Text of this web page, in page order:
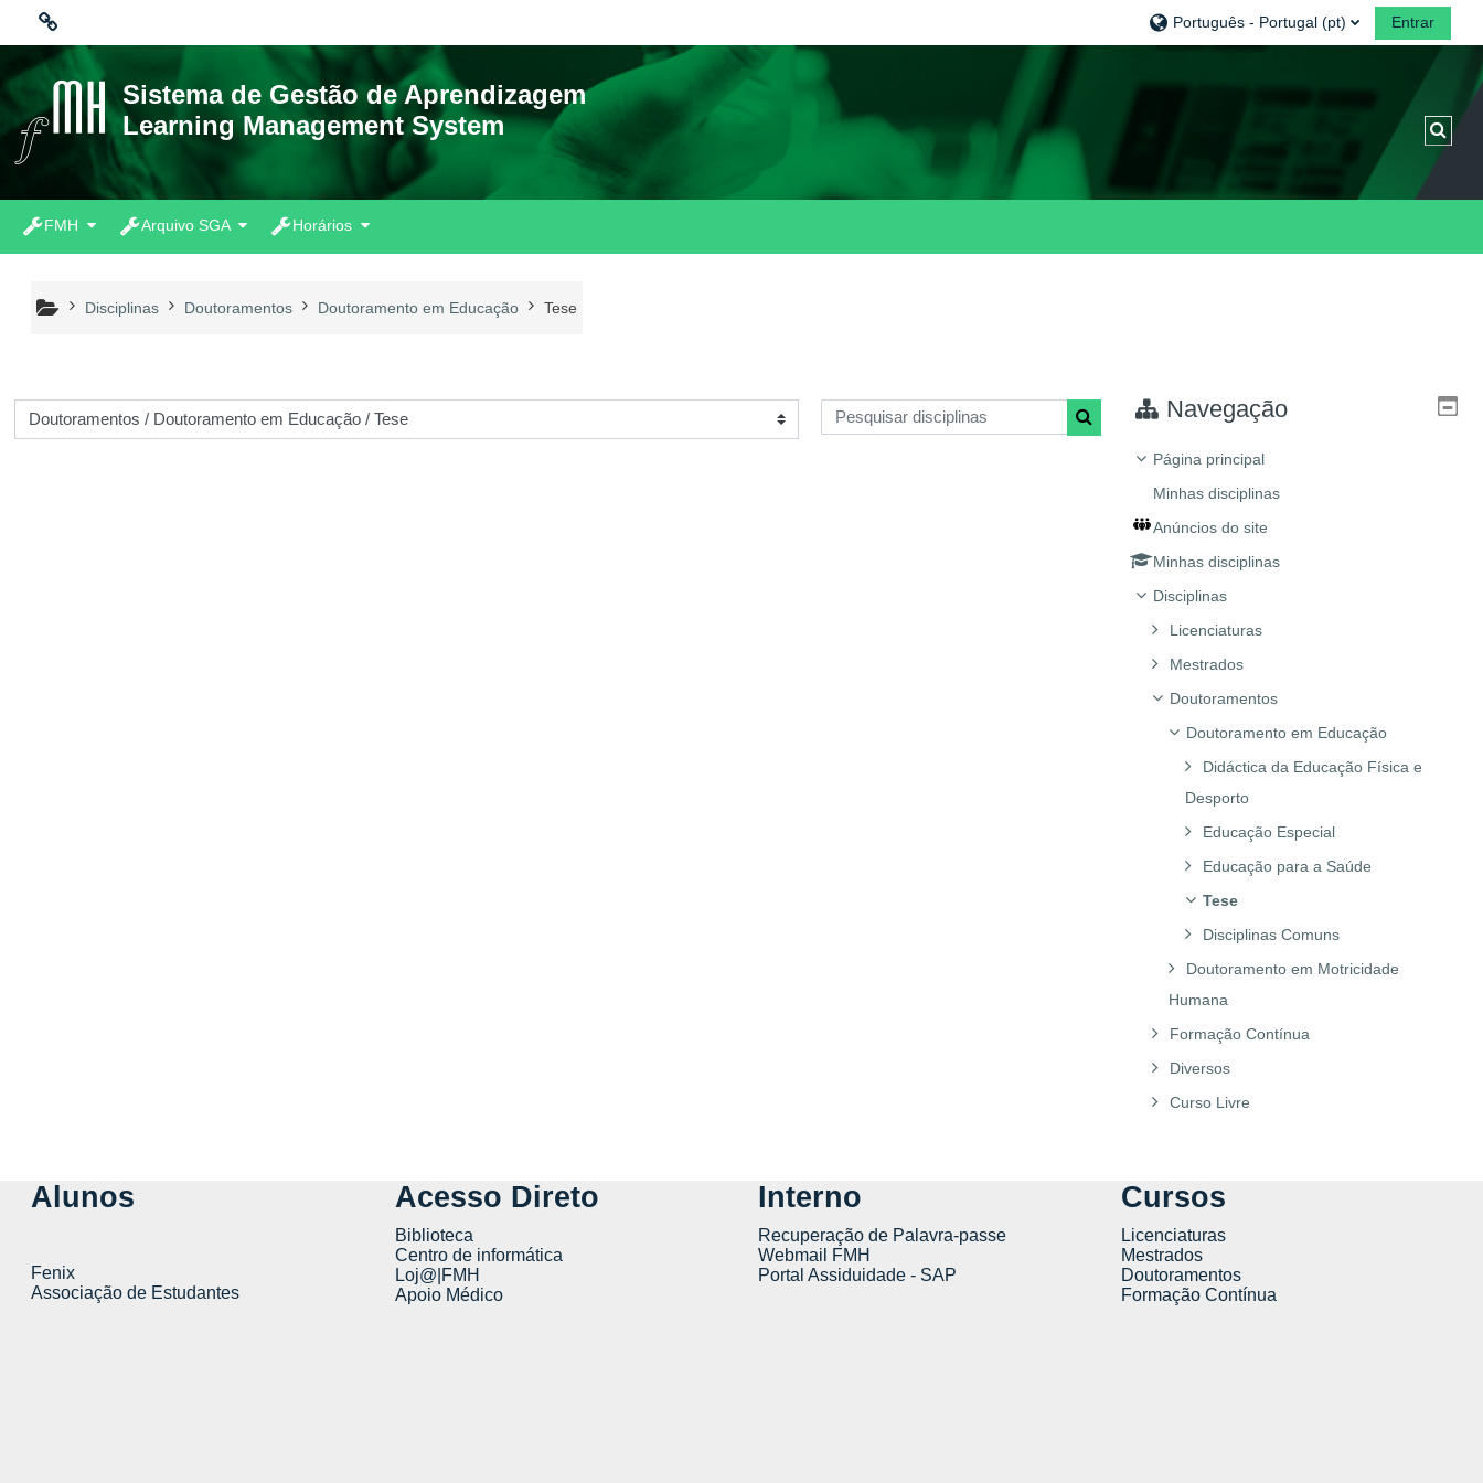
Ligações
Moodle community
Moodle.com
Português - Portugal ‎(pt)‎ Entrar
Sistema de Gestão de Aprendizagem
Learning Management System
FMH Arquivo SGA Horários
Disciplinas Doutoramentos Doutoramento em Educação Tese
de disciplinas
Pesquisar disciplinas
Pesquisar disciplinas
Navegação
Página principal
Minhas disciplinas
Anúncios do site
Minhas disciplinas
Disciplinas
Licenciaturas
Mestrados
Doutoramentos
Doutoramento em Educação
Didáctica da Educação Física e
Desporto
Educação Especial
Educação para a Saúde
Tese
Disciplinas Comuns
Doutoramento em Motricidade
Humana
Formação Contínua
Diversos
Curso Livre
Alunos
Fenix
Associação de Estudantes
Acesso Direto
Biblioteca
Centro de informática
Loj@|FMH
Apoio Médico
Interno
Recuperação de Palavra-passe
Webmail FMH
Portal Assiduidade - SAP
Cursos
Licenciaturas
Mestrados
Doutoramentos
Formação Contínua